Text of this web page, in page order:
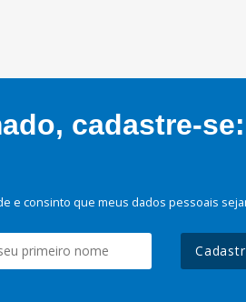
cadastre-se:
e consinto que meus dados pessoais